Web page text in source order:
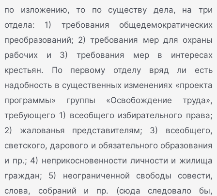
по изложению, то по существу дела, на три
отдела: 1) требования общедемократических
преобразований; 2) требования мер для охраны
рабочих и 3) требования мер в интересах
крестьян. По первому отделу вряд ли есть
надобность в существенных изменениях «проекта
программы» группы «Освобождение труда»,
требующего 1) всеобщего избирательного права;
2) жалованья представителям; 3) всеобщего,
светского, дарового и обязательного образования
и пр.; 4) неприкосновенности личности и жилища
граждан; 5) неограниченной свободы совести,
слова, собраний и пр. (сюда следовало бы,